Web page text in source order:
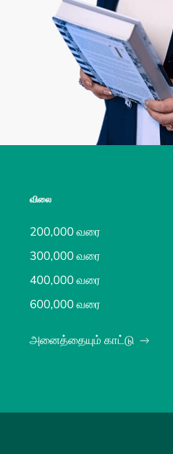
விலை
200,000 வரை
300,000 வரை
400,000 வரை
600,000 வரை
அனைத்தையும் காட்டு